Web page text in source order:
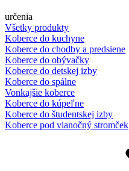
určenia
Všetky produkty
Koberce do kuchyne
Koberce do chodby a predsiene
Koberce do obývačky
Koberce do detskej izby
Koberce do spálne
Vonkajšie koberce
Koberce do kúpeľne
Koberce do študentskej izby
Koberce pod vianočný stromček